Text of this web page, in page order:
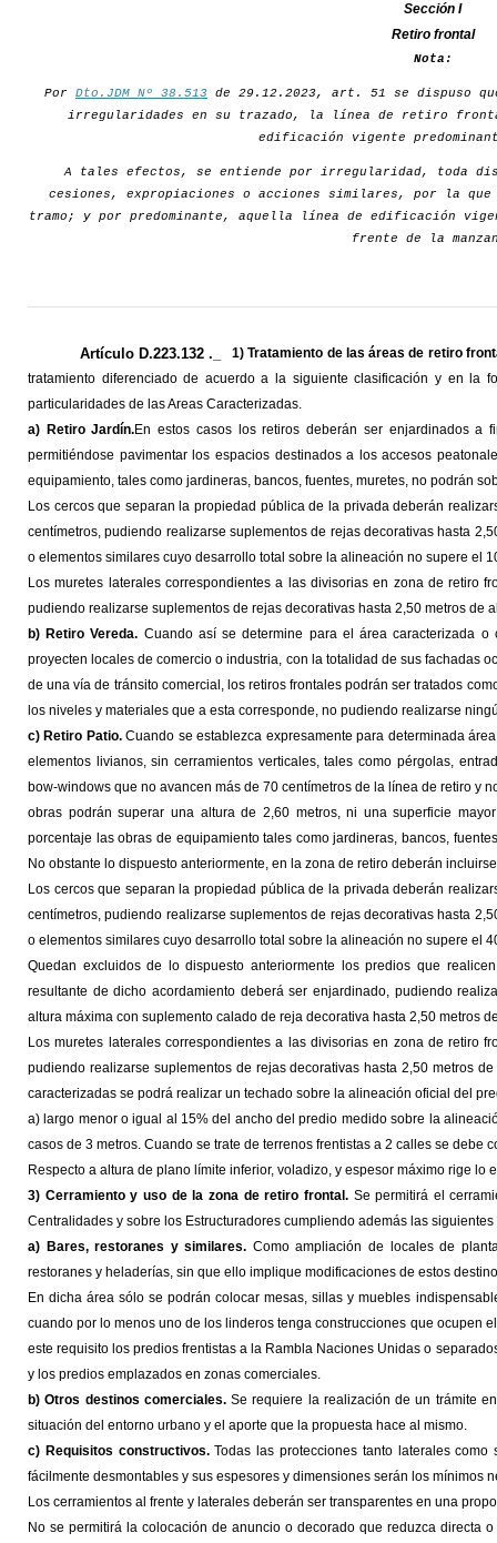
Sección I
Retiro frontal
Nota:
Por Dto.JDM Nº 38.513 de 29.12.2023, art. 51 se dispuso
irregularidades en su trazado, la línea de retiro
edificación vigente
A tales efectos, se entiende por irregularidad, toda
cesiones, expropiaciones o acciones similares, por la que
tramo; y por predominante, aquella línea de edificación
frente de la
Artículo D.223.132 ._
1) Tratamiento de las áreas de retiro
tratamiento diferenciado de acuerdo a la siguiente clasificación y en la
particularidades de las Areas Caracterizadas.
a) Retiro Jardín.En estos casos los retiros deberán ser enjardinados a
permitiéndose pavimentar los espacios destinados a los accesos
equipamiento, tales como jardineras, bancos, fuentes, muretes, no podrán
Los cercos que separan la propiedad pública de la privada deberán
centímetros, pudiendo realizarse suplementos de rejas decorativas hasta
o elementos similares cuyo desarrollo total sobre la alineación no supere el
Los muretes laterales correspondientes a las divisorias en zona de retiro
pudiendo realizarse suplementos de rejas decorativas hasta 2,50 metros de
b) Retiro Vereda. Cuando así se determine para el área caracterizada
proyecten locales de comercio o industria, con la totalidad de sus fachadas
de una vía de tránsito comercial, los retiros frontales podrán ser tratados
los niveles y materiales que a esta corresponde, no pudiendo realizarse
c) Retiro Patio.Cuando se establezca expresamente para determinada
elementos livianos, sin cerramientos verticales, tales como pérgolas,
bow-windows que no avancen más de 70 centímetros de la línea de retiro y
obras podrán superar una altura de 2,60 metros, ni una superficie
porcentaje las obras de equipamiento tales como jardineras, bancos,
No obstante lo dispuesto anteriormente, en la zona de retiro deberán
Los cercos que separan la propiedad pública de la privada deberán
centímetros, pudiendo realizarse suplementos de rejas decorativas hasta
o elementos similares cuyo desarrollo total sobre la alineación no supere el
Quedan excluidos de lo dispuesto anteriormente los predios que
resultante de dicho acordamiento deberá ser enjardinado, pudiendo
altura máxima con suplemento calado de reja decorativa hasta 2,50 metros
Los muretes laterales correspondientes a las divisorias en zona de retiro
pudiendo realizarse suplementos de rejas decorativas hasta 2,50 metros
caracterizadas se podrá realizar un techado sobre la alineación oficial del
a) largo menor o igual al 15% del ancho del predio medido sobre la
casos de 3 metros. Cuando se trate de terrenos frentistas a 2 calles se debe
Respecto a altura de plano límite inferior, voladizo, y espesor máximo rige lo
3) Cerramiento y uso de la zona de retiro frontal.Se permitirá el
Centralidades y sobre los Estructuradores cumpliendo además las
a) Bares, restoranes y similares. Como ampliación de locales de
restoranes y heladerías, sin que ello implique modificaciones de estos
En dicha área sólo se podrán colocar mesas, sillas y muebles
cuando por lo menos uno de los linderos tenga construcciones que ocupen
este requisito los predios frentistas a la Rambla Naciones Unidas o
y los predios emplazados en zonas comerciales.
b) Otros destinos comerciales.Se requiere la realización de un trámite
situación del entorno urbano y el aporte que la propuesta hace al mismo.
c) Requisitos constructivos.Todas las protecciones tanto laterales como
fácilmente desmontables y sus espesores y dimensiones serán los mínimos
Los cerramientos al frente y laterales deberán ser transparentes en una
No se permitirá la colocación de anuncio o decorado que reduzca directa